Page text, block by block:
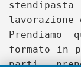
lavorazione
formato in
parti,